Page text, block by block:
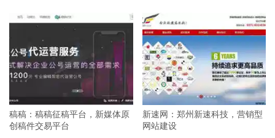
稿稿：稿稿征稿平台，新媒体原
创稿件交易平台
新速网：郑州新速科技，营销型
网站建设